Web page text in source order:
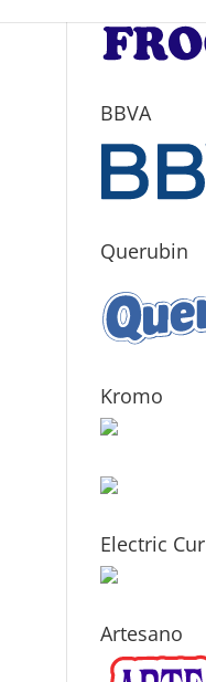
BBVA
Querubin
Kromo
Electric Cur
Artesano